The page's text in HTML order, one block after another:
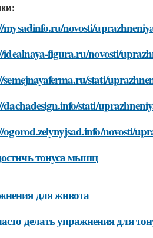
mysadinfo.ru/novosti/
idealnaya-figura.ru/novosti/
semejnayaferma.ru/stati/
dachadesign.info/stati/
ogorod.zelynyjsad.info/novosti/
тонуса мышц
для живота
делать упражнения для